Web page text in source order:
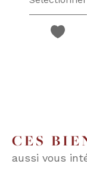
CES
aussi vous